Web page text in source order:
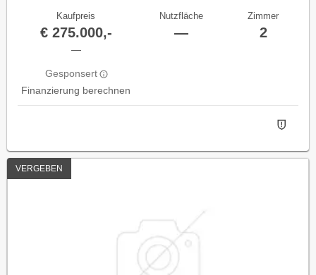
Kaufpreis
€ 275.000,-
—
Gesponsert
Finanzierung berechnen
Nutzfläche
—
Zimmer
2
VERGEBEN